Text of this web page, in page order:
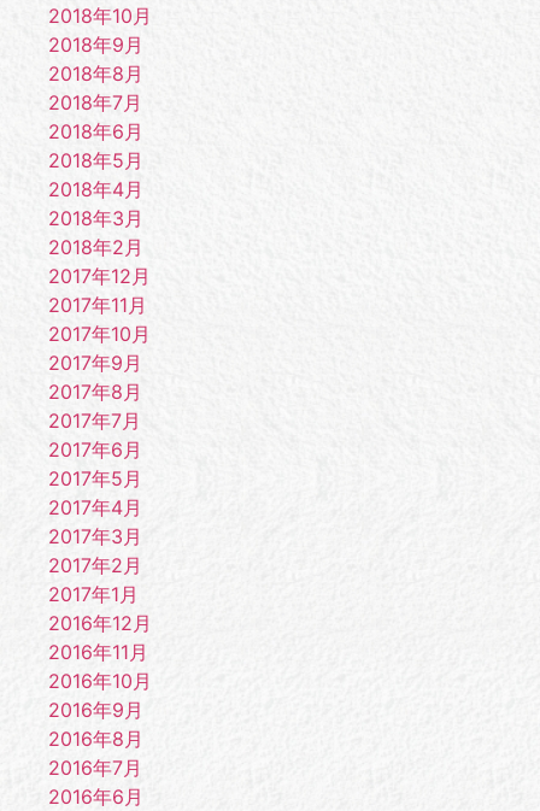
2018年10月
2018年9月
2018年8月
2018年7月
2018年6月
2018年5月
2018年4月
2018年3月
2018年2月
2017年12月
2017年11月
2017年10月
2017年9月
2017年8月
2017年7月
2017年6月
2017年5月
2017年4月
2017年3月
2017年2月
2017年1月
2016年12月
2016年11月
2016年10月
2016年9月
2016年8月
2016年7月
2016年6月